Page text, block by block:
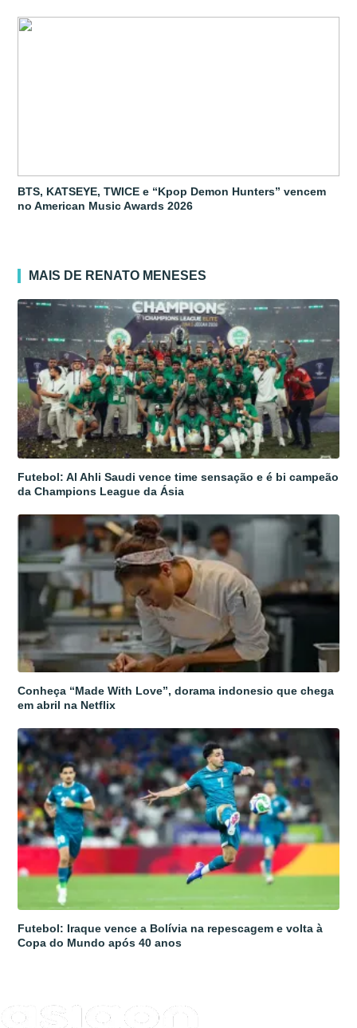
BTS, KATSEYE, TWICE e “Kpop Demon Hunters” vencem
no American Music Awards 2026
MAIS DE RENATO MENESES
Futebol: Al Ahli Saudi vence time sensação e é bi campeão
da Champions League da Ásia
Conheça “Made With Love”, dorama indonesio que chega
em abril na Netflix
Futebol: Iraque vence a Bolívia na repescagem e volta à
Copa do Mundo após 40 anos